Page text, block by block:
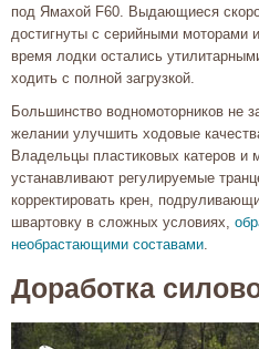
под Ямахой F60. Выдающиеся
достигнуты с серийными моторами
время лодки остались
ходить с полной загрузкой.
Большинство водномоторников не
желании улучшить ходовые
Владельцы пластиковых катеров и
устанавливают регулируемые
корректировать крен,
швартовку в сложных условиях,
необрастающими составами.
Доработка